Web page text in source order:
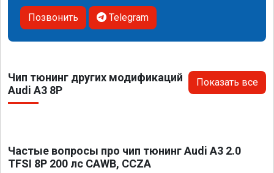
Позвонить Telegram
Чип тюнинг других модификаций
Audi A3 8P
Показать все
Частые вопросы про чип тюнинг Audi A3 2.0
TFSI 8P 200 лс CAWB, CCZA